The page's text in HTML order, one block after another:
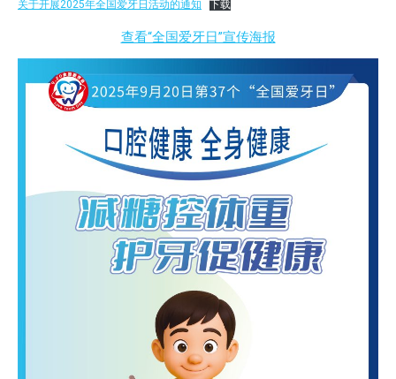
关于开展2025年全国爱牙日活动的通知 下载
查看“全国爱牙日”宣传海报